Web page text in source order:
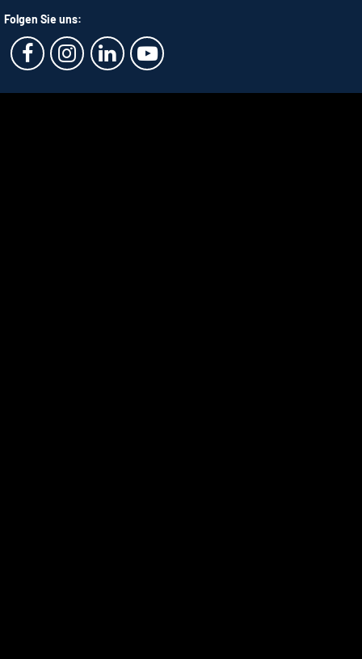
Folgen Sie uns: